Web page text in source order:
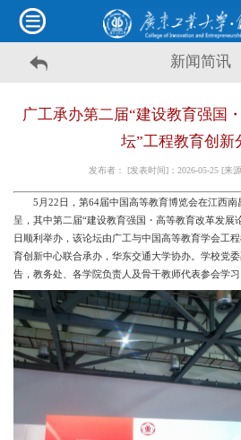
新闻简讯
广工承办第二届“建设教育强国
坛”工程教育创新
发布者： [发表时间]：2026-05-25 [来
5月22日，第64届中国高等教育博览会在江西
呈，其中第二届“建设教育强国・高等教育改革发展
日顺利举办，该论坛由广工与中国高等教育学会工
育创新中心联合承办，华东交通大学协办。学校党
告，教务处、各学院负责人及骨干教师代表参会学习